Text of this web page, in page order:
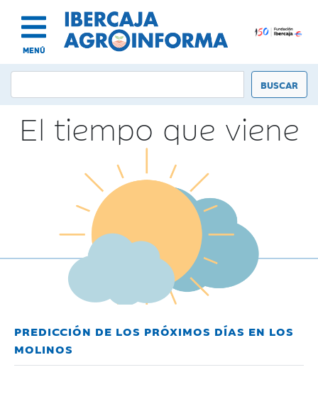
MENÚ
El tiempo que viene
PREDICCIÓN DE LOS PRÓXIMOS DÍAS EN LOS
MOLINOS